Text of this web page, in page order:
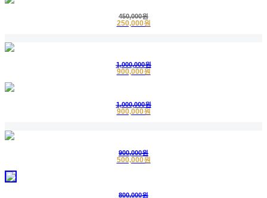
450,000원
250,000원
1,000,000원
900,000원
1,000,000원
900,000원
900,000원
500,000원
800,000원